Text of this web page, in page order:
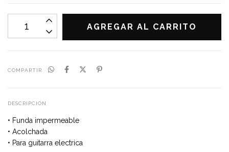
COMPARTIR
DESCRIPCIÓN
• Funda impermeable
• Acolchada
• Para guitarra electrica